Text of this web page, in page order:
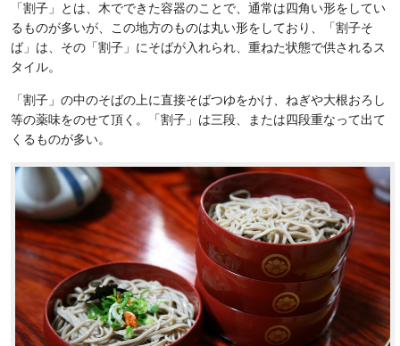
「割子」とは、木でできた容器のことで、通常は四角い形をしてい
るものが多いが、この地方のものは丸い形をしており、「割子そ
ば」は、その「割子」にそばが入れられ、重ねた状態で供されるス
タイル。
「割子」の中のそばの上に直接そばつゆをかけ、ねぎや大根おろし
等の薬味をのせて頂く。「割子」は三段、または四段重なって出て
くるものが多い。